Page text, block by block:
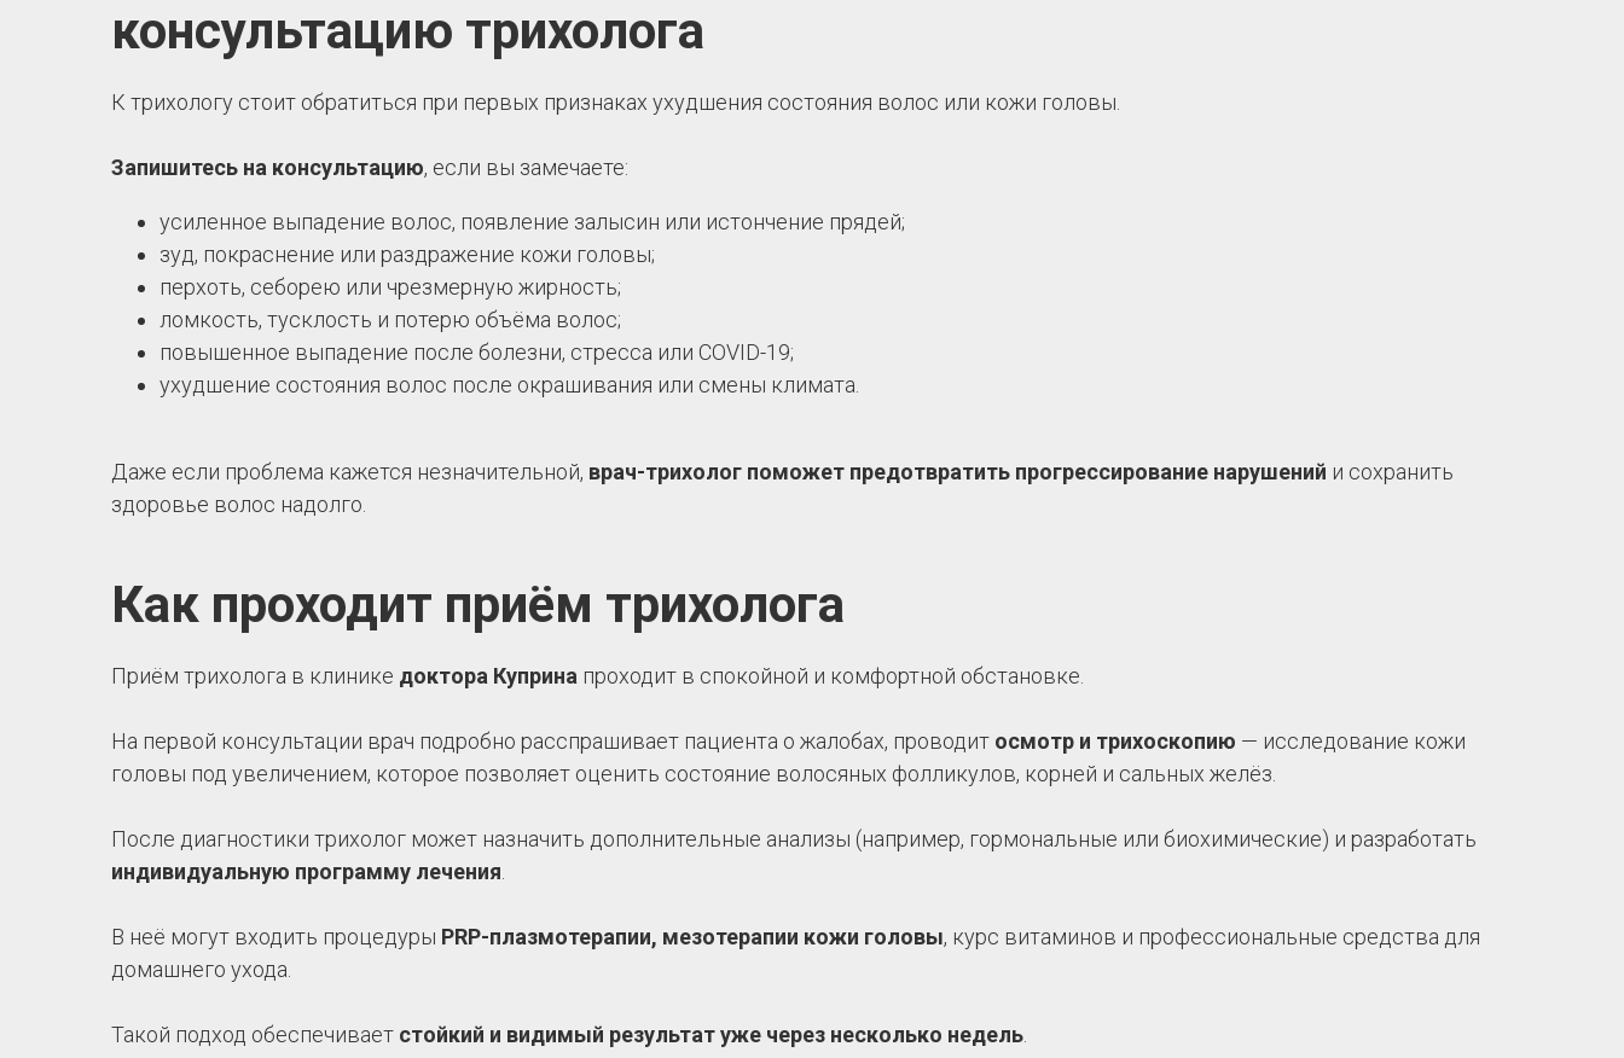
Первая консультация
*Для новых пациентов клиники.
Ваше имя *
Телефон *
+7
Заказать звонок
консультацию трихолога
К трихологу стоит обратиться при первых признаках ухудшения состояния волос или кожи головы.
Запишитесь на консультацию, если вы замечаете:
усиленное выпадение волос, появление залысин или истончение прядей;
зуд, покраснение или раздражение кожи головы;
перхоть, себорею или чрезмерную жирность;
ломкость, тусклость и потерю объёма волос;
повышенное выпадение после болезни, стресса или COVID-19;
ухудшение состояния волос после окрашивания или смены климата.
Даже если проблема кажется незначительной, врач-трихолог поможет предотвратить прогрессирование нарушений и сохранить
здоровье волос надолго.
Как проходит приём трихолога
Приём трихолога в клинике доктора Куприна проходит в спокойной и комфортной обстановке.
На первой консультации врач подробно расспрашивает пациента о жалобах, проводит осмотр и трихоскопию — исследование кожи
головы под увеличением, которое позволяет оценить состояние волосяных фолликулов, корней и сальных желёз.
После диагностики трихолог может назначить дополнительные анализы (например, гормональные или биохимические) и разработать
индивидуальную программу лечения
В неё могут входить процедуры PRP-плазмотерапии, мезотерапии кожи головы, курс витаминов и профессиональные средства для
домашнего ухода.
Такой подход обеспечивает стойкий и видимый результат уже через несколько недель